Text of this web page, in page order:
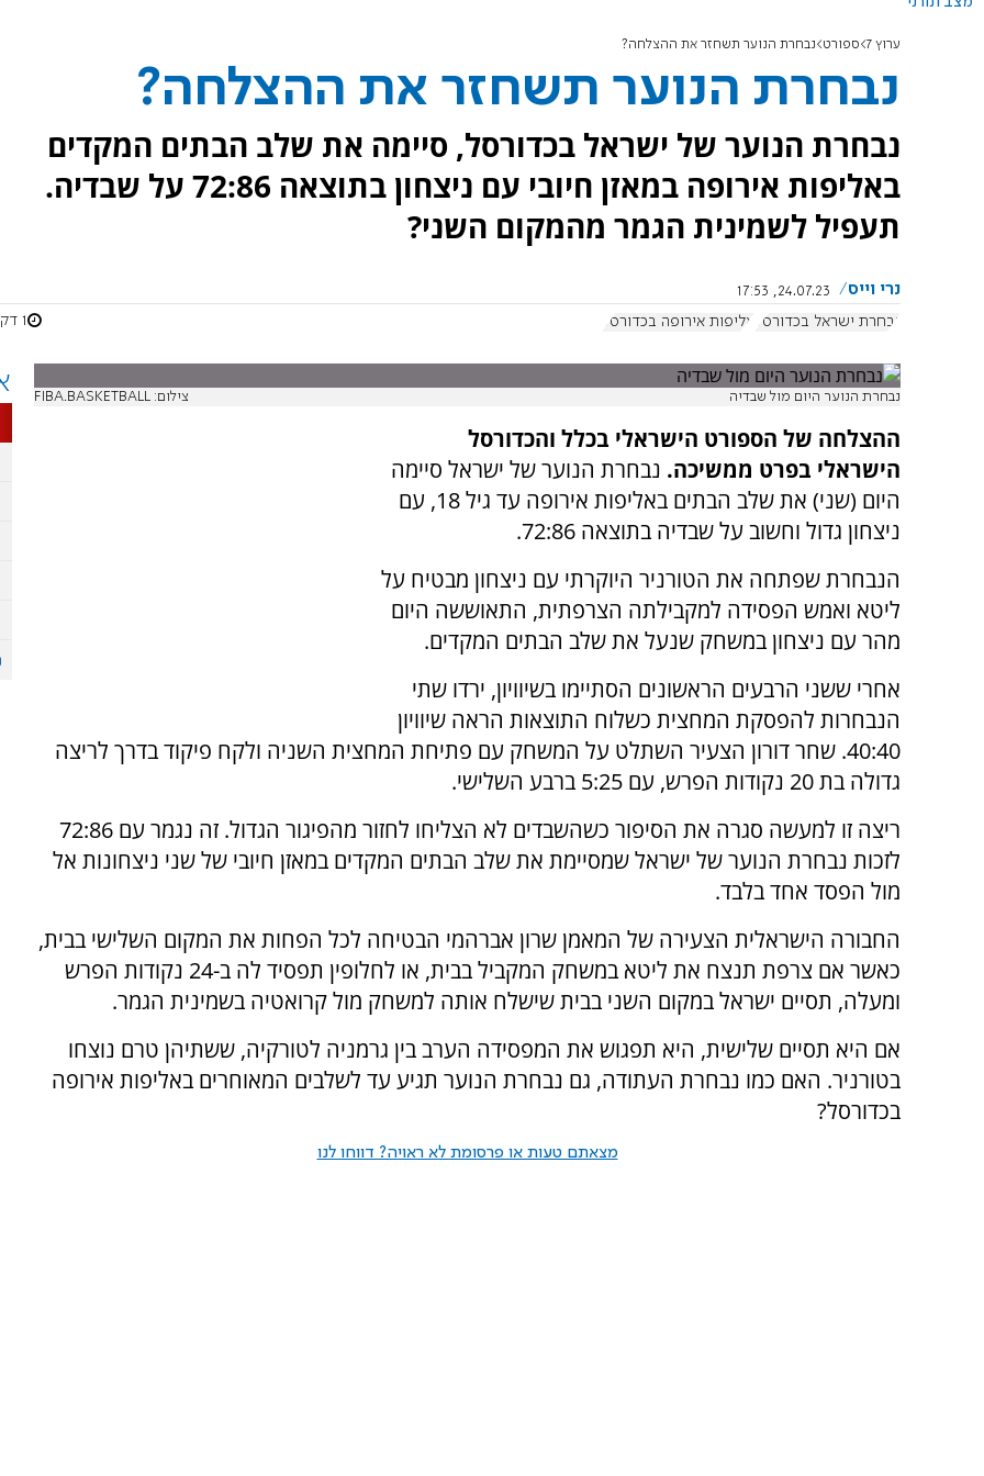
ערוץ 7 ספורט נבחרת הנוער תשחזר את ההצלחה?
נבחרת הנוער תשחזר את ההצלחה?
נבחרת הנוער של ישראל בכדורסל, סיימה את שלב הבתים המקדים
באליפות אירופה במאזן חיובי עם ניצחון בתוצאה 72:86 על שבדיה.
תעפיל לשמינית הגמר מהמקום השני?
נרי וייס
24.07.23, 17:53
נבחרת ישראל בכדורסל
אליפות אירופה בכדורסל 1 דקות
נבחרת הנוער היום מול שבדיה צילום: FIBA.BASKETBALL
ההצלחה של הספורט הישראלי בכלל והכדורסל
הישראלי בפרט ממשיכה. נבחרת הנוער של ישראל סיימה
היום (שני) את שלב הבתים באליפות אירופה עד גיל 18, עם
ניצחון גדול וחשוב על שבדיה בתוצאה 72:86.
הנבחרת שפתחה את הטורניר היוקרתי עם ניצחון מבטיח על
ליטא ואמש הפסידה למקבילתה הצרפתית, התאוששה היום
מהר עם ניצחון במשחק שנעל את שלב הבתים המקדים.
אחרי ששני הרבעים הראשונים הסתיימו בשיוויון, ירדו שתי
הנבחרות להפסקת המחצית כשלוח התוצאות הראה שיוויון
40:40. שחר דורון הצעיר השתלט על המשחק עם פתיחת המחצית השניה ולקח פיקוד בדרך לריצה
גדולה בת 20 נקודות הפרש, עם 5:25 ברבע השלישי.
ריצה זו למעשה סגרה את הסיפור כשהשבדים לא הצליחו לחזור מהפיגור הגדול. זה נגמר עם 72:86
לזכות נבחרת הנוער של ישראל שמסיימת את שלב הבתים המקדים במאזן חיובי של שני ניצחונות אל
מול הפסד אחד בלבד.
החבורה הישראלית הצעירה של המאמן שרון אברהמי הבטיחה לכל הפחות את המקום השלישי בבית,
כאשר אם צרפת תנצח את ליטא במשחק המקביל בבית, או לחלופין תפסיד לה ב-24 נקודות הפרש
ומעלה, תסיים ישראל במקום השני בבית שישלח אותה למשחק מול קרואטיה בשמינית הגמר.
אם היא תסיים שלישית, היא תפגוש את המפסידה הערב בין גרמניה לטורקיה, ששתיהן טרם נוצחו
בטורניר. האם כמו נבחרת העתודה, גם נבחרת הנוער תגיע עד לשלבים המאוחרים באליפות אירופה
בכדורסל?
מצאתם טעות או פרסומת לא ראויה? דווחו לנו